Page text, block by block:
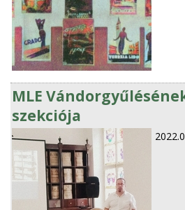
MLE
szekciója